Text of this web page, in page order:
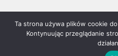
Ta strona używa plików cookie
Kontynuując przeglądanie